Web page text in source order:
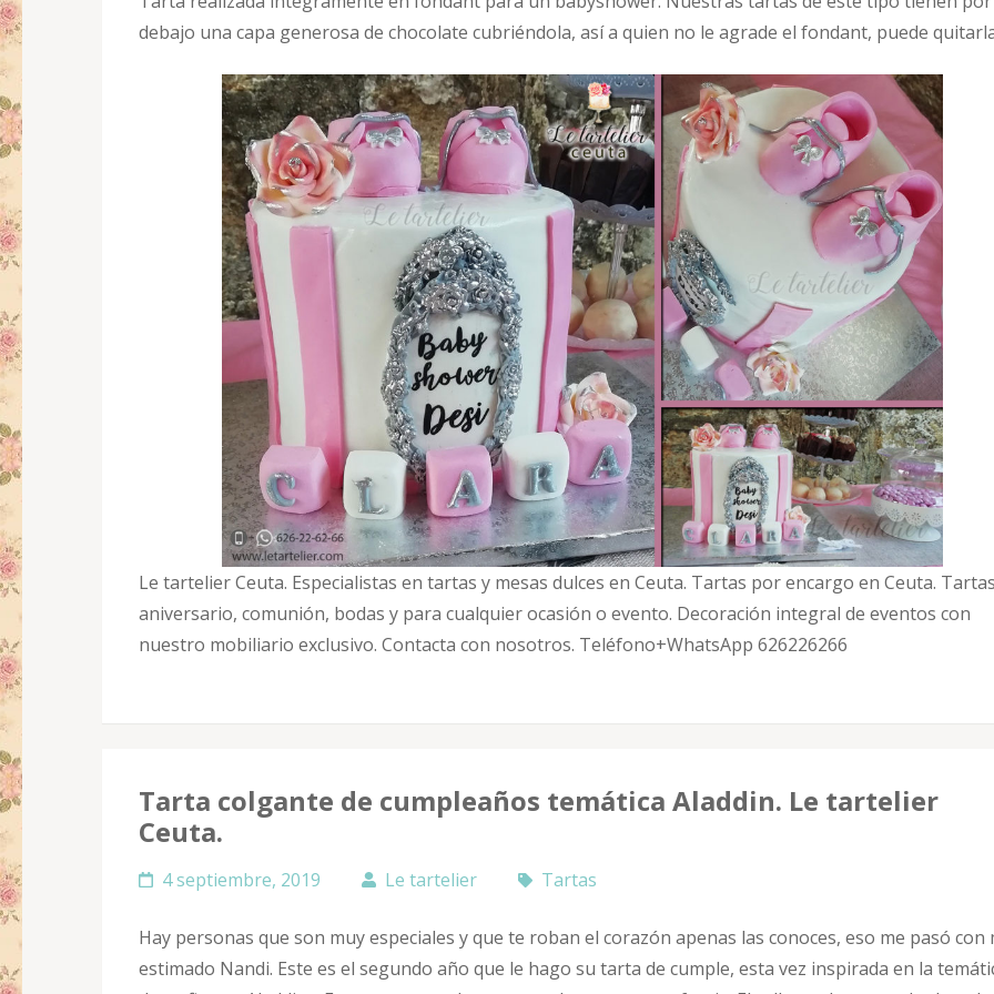
debajo una capa generosa de chocolate cubriéndola, así a quien no le agrade el fondant, puede
Le tartelier Ceuta. Especialistas en tartas y mesas dulces en Ceuta. Tartas por encargo en Ceuta.
aniversario, comunión, bodas y para cualquier ocasión o evento. Decoración integral de eventos con
nuestro mobiliario exclusivo. Contacta con nosotros. Teléfono+WhatsApp 626226266
Tarta colgante de cumpleaños temática Aladdin. Le tartelier
Ceuta.
4 septiembre, 2019 Le tartelier Tartas
Hay personas que son muy especiales y que te roban el corazón apenas las conoces, eso me pasó con
estimado Nandi. Este es el segundo año que le hago su tarta de cumple, esta vez inspirada en la